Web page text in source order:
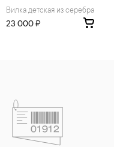
3. Ни в коем случае не
фланелевой или
Вилка детская из серебра
23 000 ₽